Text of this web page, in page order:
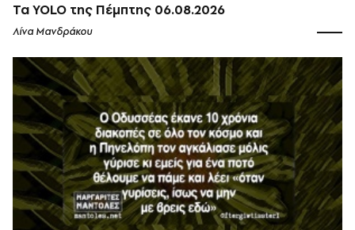
Τα YOLO της Πέμπτης 06.08.2026
Λίνα Μανδράκου